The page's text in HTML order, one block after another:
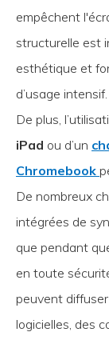
empêchent
structurelle est
esthétique et
d’usage intensif.
De plus,
iPad ou d’un
Chromebook
De nombreux
intégrées de
que pendant
en toute
peuvent
logicielles, des